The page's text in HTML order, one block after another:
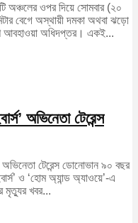
অঞ্চলের ওপর দিয়ে সোমবার (২০
বেগে অস্থায়ী দমকা অথবা ঝড়ো
আবহাওয়া অধিদপ্তর। একই...
অভিনেতা টেরেন্স
অভিনেতা টেরেন্স ডোনোভান ৯০ বছর
ও ‘হোম অ্যান্ড অ্যাওয়ে’-এ
মৃত্যুর খবর...